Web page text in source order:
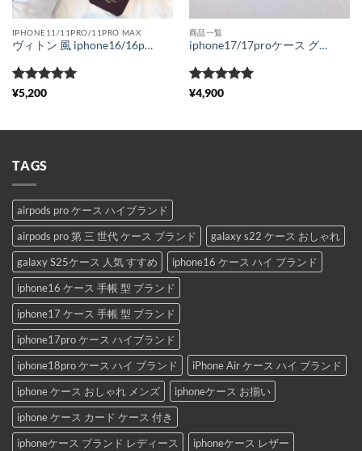
IPHONE11/11PRO/11PRO MAX
ヴィトン 風 iphone16/16pro ケース ルイヴィトン iphone15pro/14plus ケース カード収納 可愛い iphone13/13pro ケース ブランド メンズ iphone12/11pro ケース ペア 大人
5段階中
¥5,200
商品一覧
iphone17/17proケース グッチ ドナルド ダック iphone16/16pro ケース 可愛い Disney x Gucci アイフォン15pro カバー お揃い パロディ風 iphone14 携帯ケース gg スプリーム 海外セレブ愛用
5段階中
¥4,900
TAGS
airpods pro ケース ハイブランド
airpods pro 第 三 世代 ケース ブランド
galaxy s22 ケース おしゃれ
galaxy S25ケース 人気 すすめ
iphone16 ケース ハイ ブランド
iphone16 ケース 手帳 型 ブランド
iphone17 ケース 手帳 型 ブランド
iphone17pro ケース ハイブランド
iphone18pro ケース ハイ ブランド
iPhone Air ケース ハイ ブランド
iphone ケース おしゃれ メンズ
iphoneケース お揃い
iphone ケース カード ケース 付き
iphoneケース ブランド レディース
iphoneケース レザー